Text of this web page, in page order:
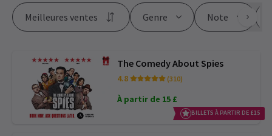
Genre Note
Meilleures ventes
The Comedy About Spies
4.8 (310)
À partir de 15 £
BILLETS À PARTIR DE £15